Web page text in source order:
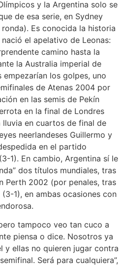
y la Argentina solo se
de esa serie, en Sydney
Es conocida la historia
el apelativo de Leonas:
camino hasta la
la Australia imperial de
empezarían los golpes, uno
de Atenas 2004 por
en las semis de Pekín
en la final de Londres
en cuartos de final de
neerlandeses Guillermo y
en el partido
1). En cambio, Argentina sí le
dos títulos mundiales, tras
Perth 2002 (por penales, tras
1), en ambas ocasiones con
tampoco veo tan cuco a
piensa o dice. Nosotros ya
y ellas no quieren jugar contra
Será para cualquiera”,